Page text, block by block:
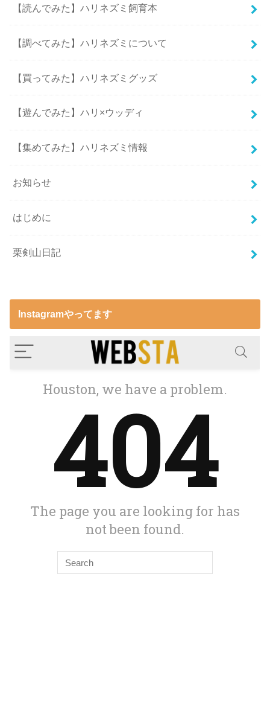
【読んでみた】ハリネズミ飼育本
【調べてみた】ハリネズミについて
【買ってみた】ハリネズミグッズ
【遊んでみた】ハリ×ウッディ
【集めてみた】ハリネズミ情報
お知らせ
はじめに
栗剣山日記
Instagramやってます